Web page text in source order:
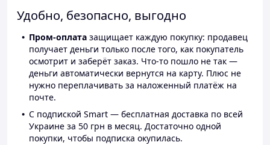
Удобно, безопасно, выгодно
Пром-оплата защищает каждую покупку: продавец
получает деньги только после того, как покупатель
осмотрит и заберёт заказ. Что-то пошло не так —
деньги автоматически вернутся на карту. Плюс не
нужно переплачивать за наложенный платёж на
почте.
С подпиской Smart — бесплатная доставка по всей
Украине за 50 грн в месяц. Достаточно одной
покупки, чтобы подписка окупилась.